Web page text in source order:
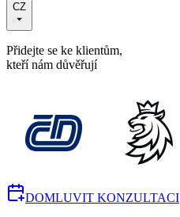
CZ
Přidejte se ke klientům,
kteří nám důvěřují
DOMLUVIT KONZULTACI